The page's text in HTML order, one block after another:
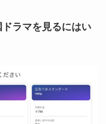
ラマを見るにはい